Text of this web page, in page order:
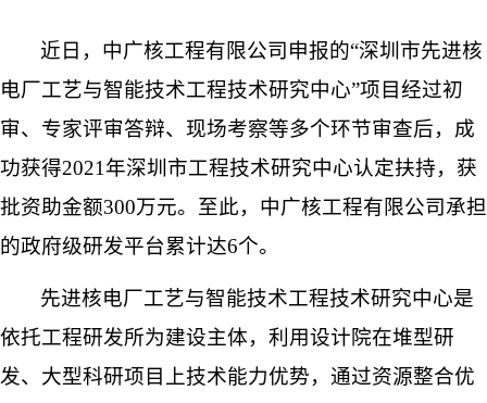
近日，中广核工程有限公司申报的“深圳市先进核
电厂工艺与智能技术工程技术研究中心”项目经过初
审、专家评审答辩、现场考察等多个环节审查后，成
功获得2021年深圳市工程技术研究中心认定扶持，获
批资助金额300万元。至此，中广核工程有限公司承担
的政府级研发平台累计达6个。
先进核电厂工艺与智能技术工程技术研究中心是
依托工程研发所为建设主体，利用设计院在堆型研
发、大型科研项目上技术能力优势，通过资源整合优